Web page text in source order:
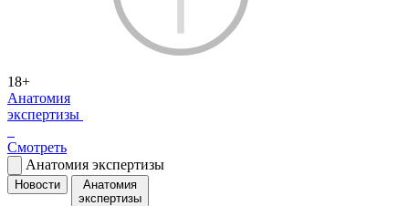
18+
Анатомия
экспертизы
Смотреть
Анатомия экспертизы
Новости
Анатомия
экспертизы